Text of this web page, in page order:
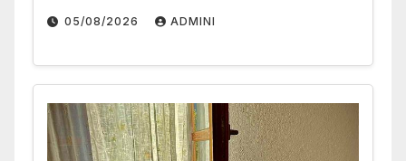
05/08/2026 ADMINI